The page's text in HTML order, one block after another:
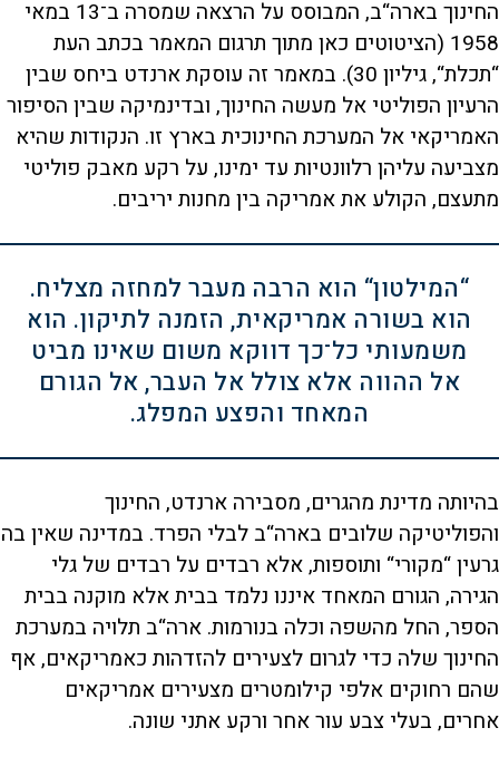
החינוך בארה“ב, המבוסס על הרצאה שמסרה ב־13 במאי
1958 (הציטוטים כאן מתוך תרגום המאמר בכתב העת
“תכלת“, גיליון 30). במאמר זה עוסקת ארנדט ביחס שבין
הרעיון הפוליטי אל מעשה החינוך, ובדינמיקה שבין הסיפור
האמריקאי אל המערכת החינוכית בארץ זו. הנקודות שהיא
מצביעה עליהן רלוונטיות עד ימינו, על רקע מאבק פוליטי
מתעצם, הקולע את אמריקה בין מחנות יריבים.
“המילטון“ הוא הרבה מעבר למחזה מצליח.
הוא בשורה אמריקאית, הזמנה לתיקון. הוא
משמעותי כל־כך דווקא משום שאינו מביט
אל ההווה אלא צולל אל העבר, אל הגורם
המאחד והפצע המפלג.
בהיותה מדינת מהגרים, מסבירה ארנדט, החינוך
והפוליטיקה שלובים בארה“ב לבלי הפרד. במדינה שאין בה
גרעין “מקורי“ ותוספות, אלא רבדים על רבדים של גלי
הגירה, הגורם המאחד איננו נלמד בבית אלא מוקנה בבית
הספר, החל מהשפה וכלה בנורמות. ארה“ב תלויה במערכת
החינוך שלה כדי לגרום לצעירים להזדהות כאמריקאים, אף
שהם רחוקים אלפי קילומטרים מצעירים אמריקאים
אחרים, בעלי צבע עור אחר ורקע אתני שונה.